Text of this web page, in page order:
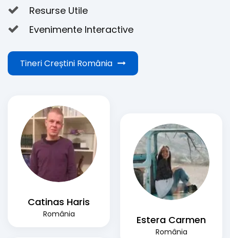
Resurse Utile
Evenimente Interactive
Tineri Creștini România
Catinas Haris
România Estera Carmen
România